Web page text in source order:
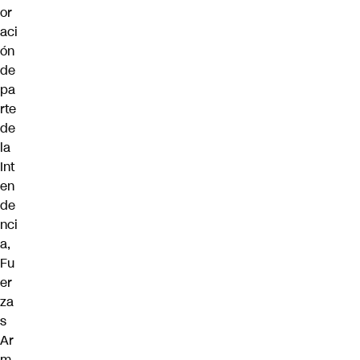
or
aci
ón
de
pa
rte
de
la
Int
en
de
nci
a,
Fu
er
za
s
Ar